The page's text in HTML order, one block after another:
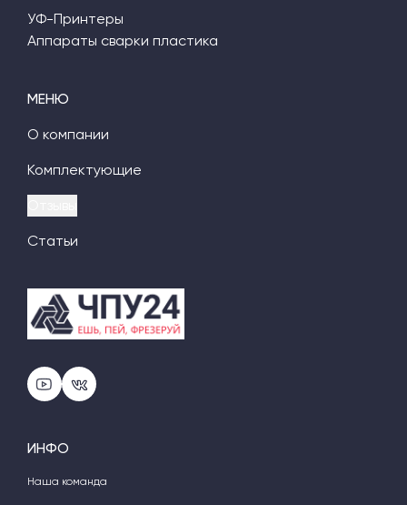
МЕНЮ
О компании
Комплектующие
Статьи
УФ-Принтеры
Аппараты сварки пластика
ИНФО
Наша команда